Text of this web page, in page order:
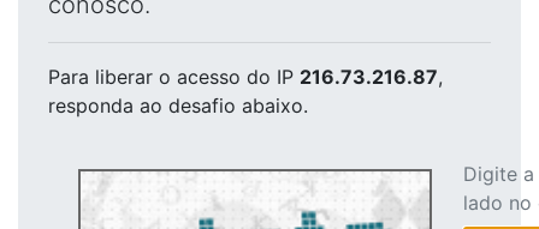
Para liberar o acesso do IP 216.73.216.87,
responda ao desafio abaixo.
Digite
lado no